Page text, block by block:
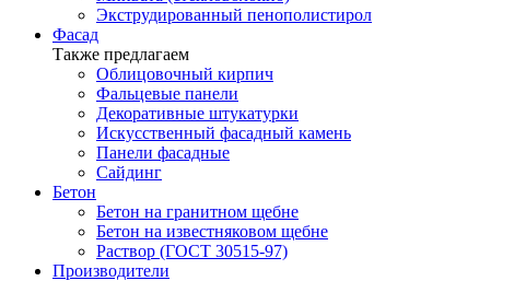
Экструдированный пенополистирол
Фасад
Также предлагаем
Облицовочный кирпич
Фальцевые панели
Декоративные штукатурки
Искусственный фасадный камень
Панели фасадные
Сайдинг
Бетон
Бетон на гранитном щебне
Бетон на известняковом щебне
Раствор (ГОСТ 30515-97)
Производители